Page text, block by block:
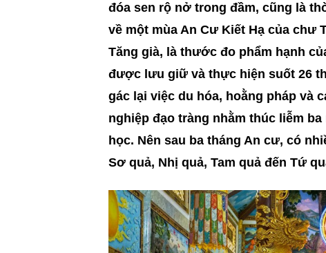
đóa sen rộ nở trong đầm, cũng là
về một mùa An Cư Kiết Hạ của chư
Tăng già, là thước đo phẩm hạnh
được lưu giữ và thực hiện suốt 26
gác lại việc du hóa, hoằng pháp và
nghiệp đạo tràng nhằm thúc liễm
học. Nên sau ba tháng An cư, có
Sơ quả, Nhị quả, Tam quả đến Tứ